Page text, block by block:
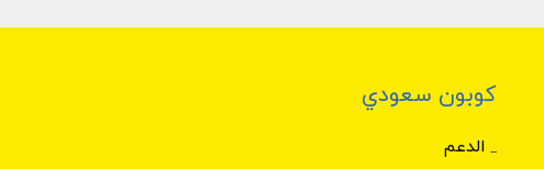
كوبون سعودي
الدعم